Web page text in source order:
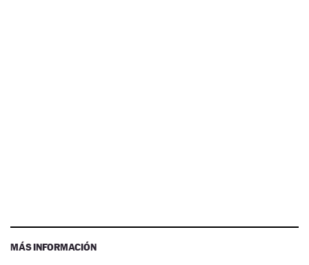
MÁS INFORMACIÓN